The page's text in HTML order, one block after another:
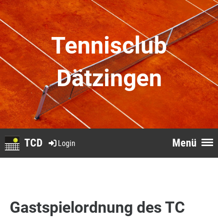
Tennisclub
Dätzingen
Menü
Login
TCD
Gastspielordnung des TC